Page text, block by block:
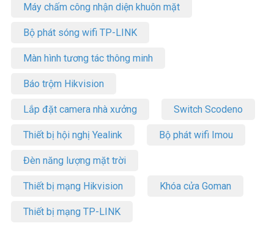
Máy chấm công nhận diện khuôn mặt
Bộ phát sóng wifi TP-LINK
Màn hình tương tác thông minh
Báo trộm Hikvision
Lắp đặt camera nhà xưởng Switch Scodeno
Thiết bị hội nghị Yealink Bộ phát wifi Imou
Đèn năng lượng mặt trời
Thiết bị mạng Hikvision Khóa cửa Goman
Thiết bị mạng TP-LINK